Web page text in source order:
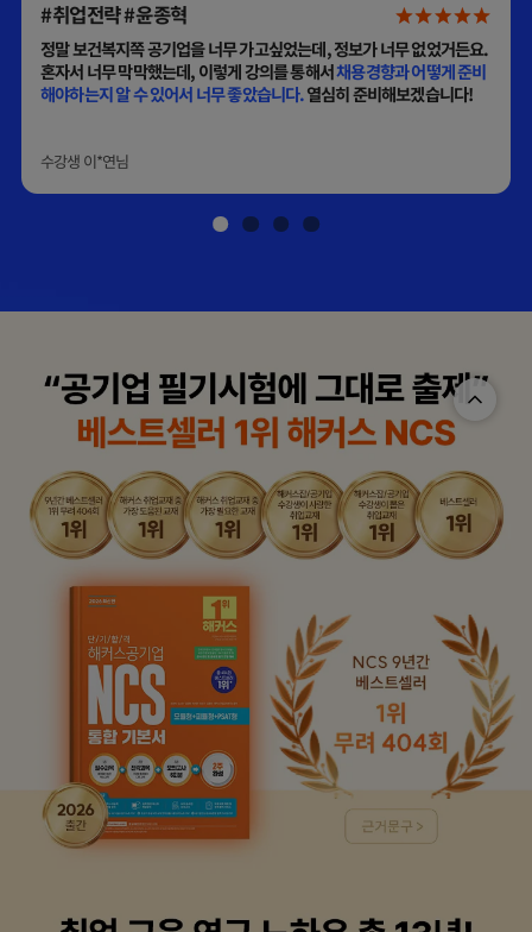
#취업전략 #윤종혁
정말 보건복지쪽 공기업을 너무 가고싶었는데, 정보가 너무 없었거든요.
혼자서 너무 막막했는데, 이렇게 강의를 통해서채용경향과 어떻게 준비
해야하는지 알 수 있어서 너무 좋았습니다.열심히 준비해보겠습니다!
수강생 이*연님